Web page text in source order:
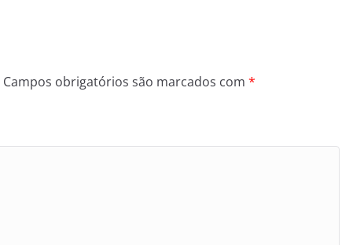
Campos obrigatórios são marcados com *